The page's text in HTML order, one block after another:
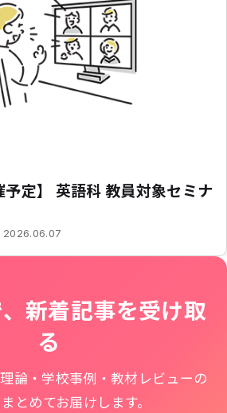
予定】 英語科 教員対象セミナ
2026.06.07
新着記事を受け取
る
論・学校事例・教材レビューの
とめてお届けします。